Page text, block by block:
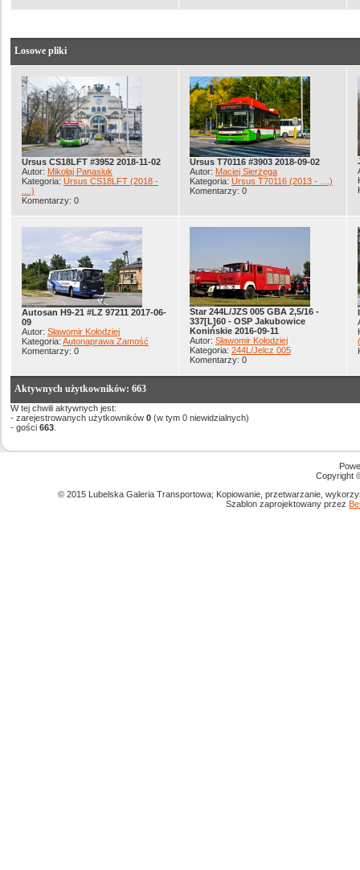
Losowe pliki
Ursus CS18LFT #3952 2018-11-02
Autor: Mikołaj Panasiuk
Kategoria: Ursus CS18LFT (2018 -
....)
Komentarzy: 0
Ursus T70116 #3903 2018-09-02
Autor: Maciej Sierżęga
Kategoria: Ursus T70116 (2013 - ....)
Komentarzy: 0
Autosan H9-21 #LZ 97211 2017-06-
09
Autor: Sławomir Kołodziej
Kategoria: Autonaprawa Zamość
Komentarzy: 0
Star 244L/JZS 005 GBA 2,5/16 -
337[L]60 - OSP Jakubowice
Konińskie 2016-09-11
Autor: Sławomir Kołodziej
Kategoria: 244L/Jelcz 005
Komentarzy: 0
Aktywnych użytkowników: 663
W tej chwili aktywnych jest:
- zarejestrowanych użytkowników 0 (w tym 0 niewidzialnych)
- gości 663
Copyright
© 2015 Lubelska Galeria Transportowa; Kopiowanie, przetwarzanie,
Szablon zaprojektowany przez